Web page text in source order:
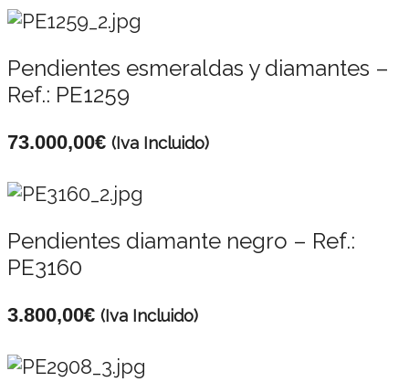
Pendientes esmeraldas y diamantes –
Ref.: PE1259
73.000,00€ (Iva Incluido)
Pendientes diamante negro – Ref.:
PE3160
3.800,00€ (Iva Incluido)